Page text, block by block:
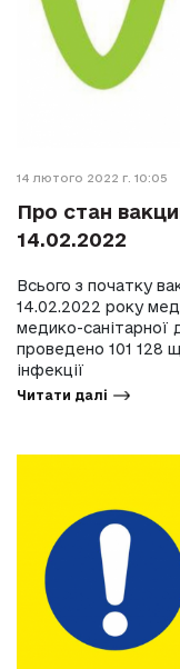
14 лютого 2022 г. 10:05
Про стан
14.02.2022
Всього з початку
14.02.2022 року
медико-санітарної
проведено 101 128
інфекції
Читати далі